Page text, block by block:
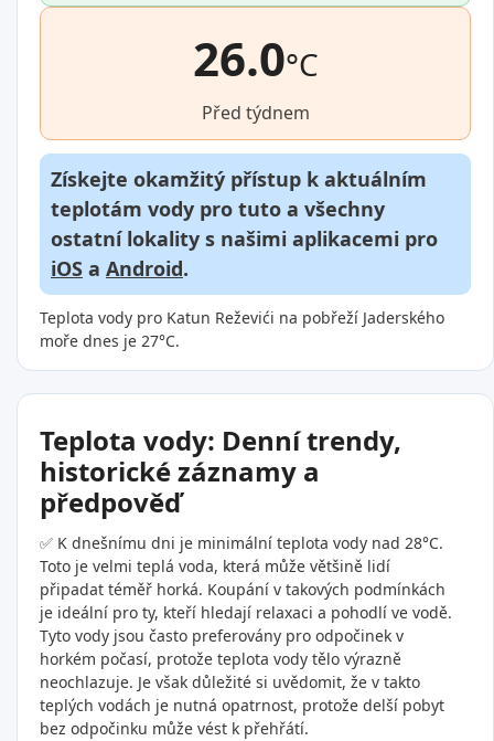
26.0°C
Před týdnem
Získejte okamžitý přístup k aktuálním
teplotám vody pro tuto a všechny
ostatní lokality s našimi aplikacemi pro
iOS a Android.
Teplota vody pro Katun Reževići na pobřeží Jaderského
moře dnes je 27°C.
Teplota vody: Denní trendy,
historické záznamy a
předpověď
✅ K dnešnímu dni je minimální teplota vody nad 28°C.
Toto je velmi teplá voda, která může většině lidí
připadat téměř horká. Koupání v takových podmínkách
je ideální pro ty, kteří hledají relaxaci a pohodlí ve vodě.
Tyto vody jsou často preferovány pro odpočinek v
horkém počasí, protože teplota vody tělo výrazně
neochlazuje. Je však důležité si uvědomit, že v takto
teplých vodách je nutná opatrnost, protože delší pobyt
bez odpočinku může vést k přehřátí.